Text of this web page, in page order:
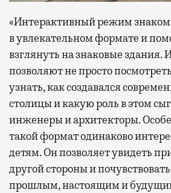
«Интерактивный режим
в увлекательном формате и
взглянуть на знаковые здания.
позволяют не просто
узнать, как создавался
столицы и какую роль в этом
инженеры и архитекторы.
такой формат одинаково
детям. Он позволяет увидеть
другой стороны и
прошлым, настоящим и